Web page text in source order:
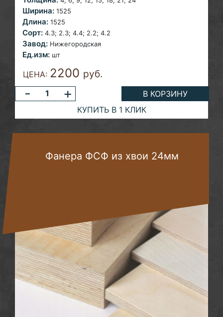
Ширина: 1525
Длина: 1525
Сорт: 4.3; 2.3; 4.4; 2.2; 4.2
Завод: Нижегородская
Ед.изм: шт
ЦЕНА: 2200 руб.
- +
В КОРЗИНУ
КУПИТЬ В 1 КЛИК
Фанера ФСФ из хвои 24мм